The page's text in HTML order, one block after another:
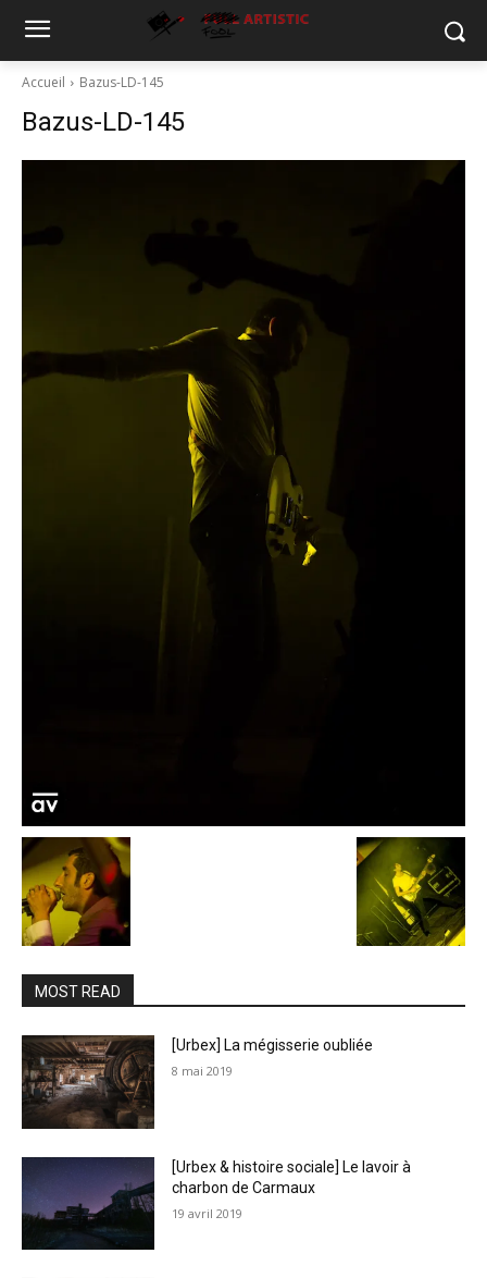
Accueil Bazus-LD-145
Bazus-LD-145
MOST READ
[Urbex] La mégisserie oubliée
8 mai 2019
[Urbex & histoire sociale] Le lavoir à
charbon de Carmaux
19 avril 2019